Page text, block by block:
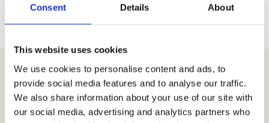
Consent Details About
This website uses cookies
We use cookies to personalise content and ads, to
provide social media features and to analyse our traffic.
We also share information about your use of our site with
our social media, advertising and analytics partners who
VERBINDEN SIE DATEN, PRODUKTE, INHALTE UND
AKTIVIERUNGEN NAHTLOS MITEINANDER.